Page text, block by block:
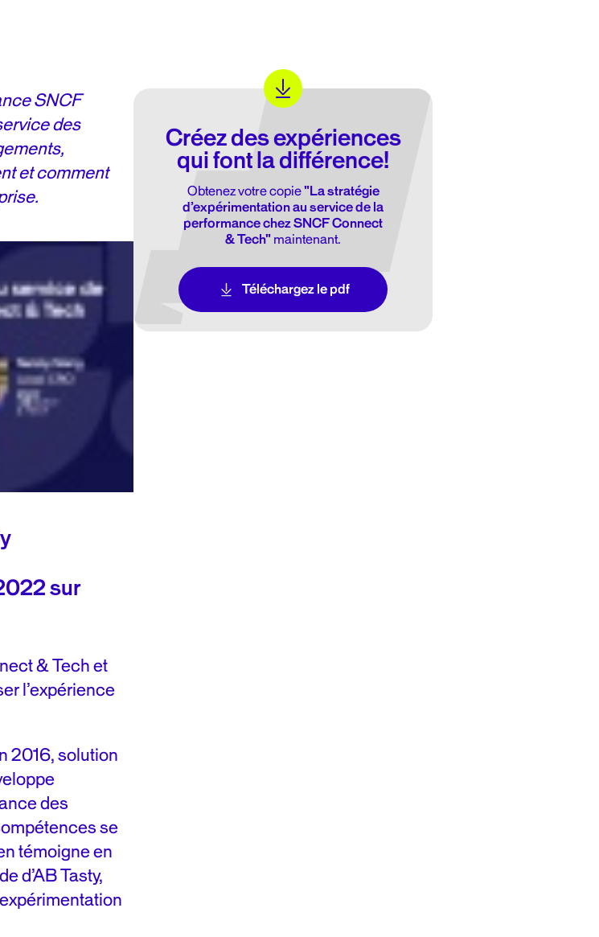
SNCF
des
et comment
sur
& Tech et
l’expérience
2016, solution
des
se
témoigne en
d’AB Tasty,
Créez des expériences
qui font la différence!
Obtenez votre copie"La stratégie
d’expérimentation au service de la
performance chez SNCF Connect
& Tech"maintenant.
Téléchargez le pdf